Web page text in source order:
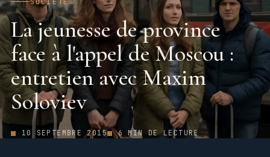
La jeunesse de province
face à l'appel de Moscou :
entretien avec Maxim
Soloviev
10 SEPTEMBRE 2015 6 MIN DE LECTURE